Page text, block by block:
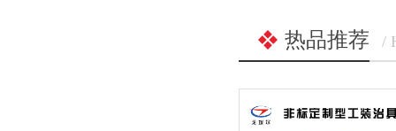
热品推荐 /